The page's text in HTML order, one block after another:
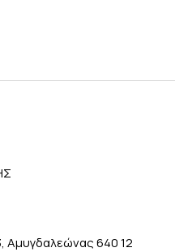
Αμυγδαλεώνας 640 12